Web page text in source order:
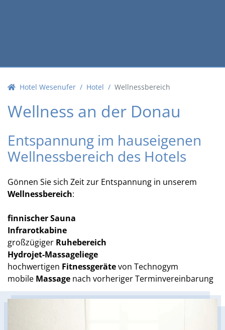
Hotel Wesenufer Hotel Wellnessbereich
Wellness an der Donau
Entspannung im hauseigenen
Wellnessbereich des Hotels
Gönnen Sie sich Zeit zur Entspannung in unserem
Wellnessbereich:
finnischer Sauna
Infrarotkabine
großzügiger Ruhebereich
Hydrojet-Massageliege
hochwertigen Fitnessgerätevon Technogym
mobile Massage nach vorheriger Terminvereinbarung